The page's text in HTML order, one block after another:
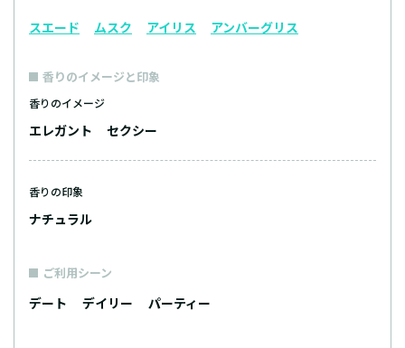
スエード ムスク アイリス アンバーグリス
香りのイメージと印象
香りのイメージ
エレガント セクシー
香りの印象
ナチュラル
ご利用シーン
デート デイリー パーティー